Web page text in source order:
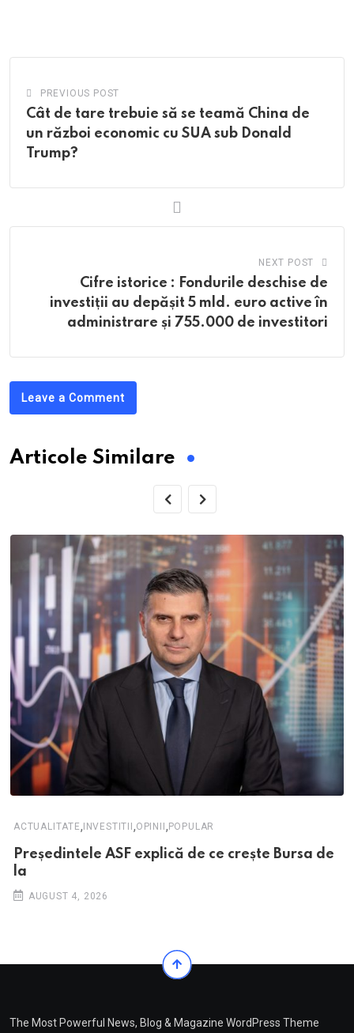
PREVIOUS POST
Cât de tare trebuie să se teamă China de
un război economic cu SUA sub Donald
Trump?
NEXT POST
Cifre istorice : Fondurile deschise de
investiții au depășit 5 mld. euro active în
administrare și 755.000 de investitori
Leave a Comment
Articole Similare
ACTUALITATE, INVESTITII ,OPINII , POPULAR
Președintele ASF explică de ce crește Bursa de
la
AUGUST 4, 2026
The Most Powerful News, Blog & Magazine WordPress Theme